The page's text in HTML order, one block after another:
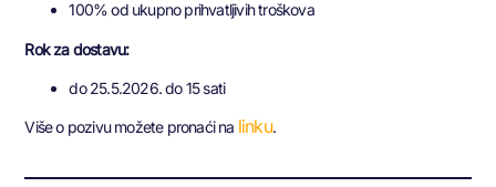
100% od ukupno prihvatljivih troškova
Rok za dostavu:
do 25.5.2026. do 15 sati
Više o pozivu možete pronaći na linku.